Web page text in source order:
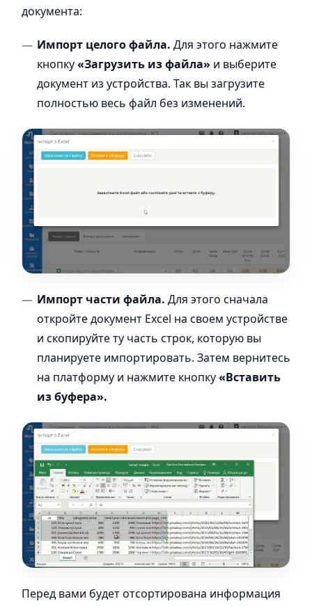
документа:
Импорт целого файла. Для этого нажмите
кнопку«Загрузить из файла» и выберите
документ из устройства. Так вы загрузите
полностью весь файл без изменений.
Импорт части файла. Для этого сначала
откройте документ Excel на своем устройстве
и скопируйте ту часть строк, которую вы
планируете импортировать. Затем вернитесь
на платформу и нажмите кнопку«Вставить
из буфера».
Перед вами будет отсортирована информация